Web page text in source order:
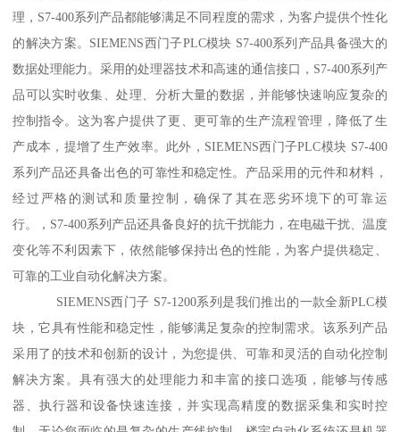
理，S7-400系列产品都能够满足不同程度的需求，为客户提供个性化
的解决方案。SIEMENS西门子PLC模块 S7-400系列产品具备强大的
数据处理能力。采用的处理器技术和高速的通信接口，S7-400系列产
品可以实时收集、处理、分析大量的数据，并能够快速响应复杂的
控制指令。这为客户提供了更、更可靠的生产流程管理，降低了生
产成本，提增了生产效率。此外，SIEMENS西门子PLC模块 S7-400
系列产品还具备出色的可靠性和稳定性。产品采用的元件和材料，
经过严格的测试和质量控制，确保了其在恶劣环境下的可靠运
行。，S7-400系列产品还具备良好的抗干扰能力，在电磁干扰、温度
变化等不利因素下，依然能够保持出色的性能，为客户提供稳定、
可靠的工业自动化解决方案。
SIEMENS西门子 S7-1200系列是我们推出的一款全新PLC模
块，它具有性能和稳定性，能够满足复杂的控制需求。该系列产品
采用了的技术和创新的设计，为您提供、可靠和灵活的自动化控制
解决方案。具有强大的处理能力和丰富的接口选项，能够与传感
器、执行器和设备快速连接，并实现高精度的数据采集和实时控